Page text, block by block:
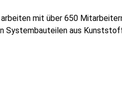
mit über 650
Systembauteilen aus